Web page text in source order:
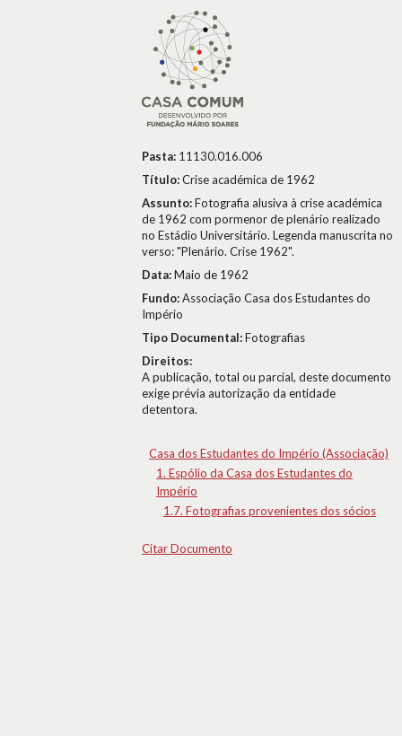
Pasta: 11130.016.006
Título:Crise académica de 1962
Assunto:Fotografia alusiva à crise académica
de 1962 com pormenor de plenário realizado
no Estádio Universitário. Legenda manuscrita no
verso: "Plenário. Crise 1962".
Data:Maio de 1962
Fundo:Associação Casa dos Estudantes do
Império
Tipo Documental:Fotografias
Direitos:
A publicação, total ou parcial, deste documento
exige prévia autorização da entidade
detentora.
Casa dos Estudantes do Império (Associação)
1. Espólio da Casa dos Estudantes do
Império
1.7. Fotografias provenientes dos sócios
Citar Documento